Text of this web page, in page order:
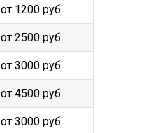
от 1200 руб
от 2500 руб
от 3000 руб
от 4500 руб
от 3000 руб